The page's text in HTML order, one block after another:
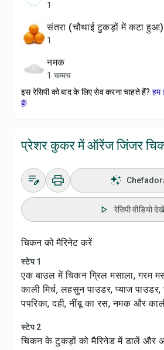
1
संतरा (चौथाई टुकड़ों में कटा हुआ)
1
नमक
1 चम्मच
इस रेसिपी को बाद के लिए सेव करना चाहते हैं? हम
हैं!
प्रेशर कुकर में ऑरेंज जिंजर
रेसिपी वीडियो देखें
चिकन को मैरिनेट करें
स्टेप 1
एक बाउल में चिकन ग्रिल मसाला, गरम
काली मिर्च, लहसुन पाउडर, प्याज
पपरिका, दही, नींबू का रस, नमक और काली
स्टेप 2
चिकन के टुकड़ों को मैरिनेड में डालें और